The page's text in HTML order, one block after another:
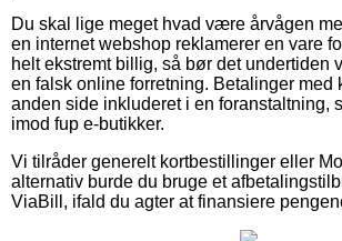
Du skal lige meget hvad være årvågen
en internet webshop reklamerer en vare
helt ekstremt billig, så bør det undertiden
en falsk online forretning. Betalinger med
anden side inkluderet i en foranstaltning,
imod fup e-butikker.
Vi tilråder generelt kortbestillinger eller
alternativ burde du bruge et
ViaBill, ifald du agter at finansiere